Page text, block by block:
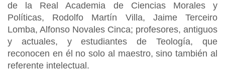
de la Real Academia de Ciencias Morales y
Políticas, Rodolfo Martín Villa, Jaime Terceiro
Lomba, Alfonso Novales Cinca; profesores, antiguos
y actuales, y estudiantes de Teología, que
reconocen en él no solo al maestro, sino también al
referente intelectual.